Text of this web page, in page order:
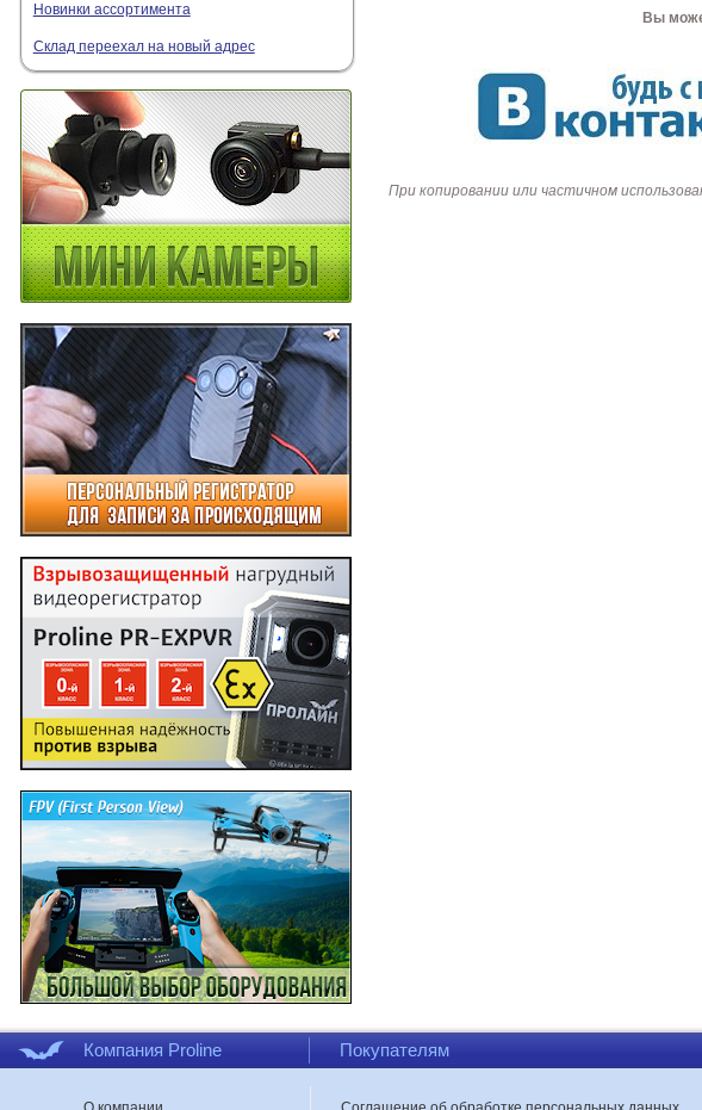
Новинки ассортимента
Склад переехал на новый адрес
Вы
При копировании или частичном
Компания Proline Покупателям